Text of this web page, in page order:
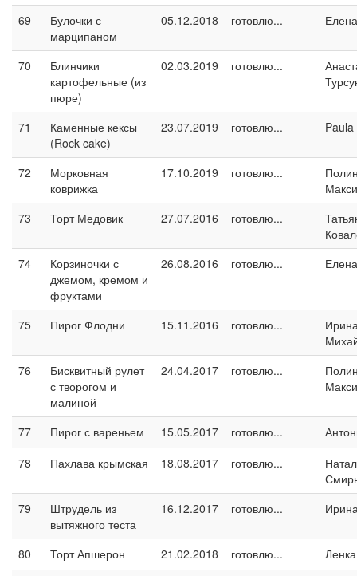
69
Булочки с
марципаном
05.12.2018 готовлю...
70
Блинчики
картофельные (из
пюре)
02.03.2019 готовлю...
71
Каменные кексы
(Rock cake)
23.07.2019 готовлю... Paula
72
Морковная
коврижка
17.10.2019 готовлю...
73
Торт Медовик 27.07.2016 готовлю...
74
Корзиночки с
джемом, кремом и
фруктами
26.08.2016 готовлю... Елена
75 Пирог Флодни 15.11.2016 готовлю...
76
Бисквитный рулет
с творогом и
малиной
24.04.2017 готовлю...
77 Пирог с вареньем 15.05.2017 готовлю...
78
Пахлава крымская 18.08.2017 готовлю...
79
Штрудель из
вытяжного теста
16.12.2017 готовлю...
80 Торт Апшерон 21.02.2018 готовлю...